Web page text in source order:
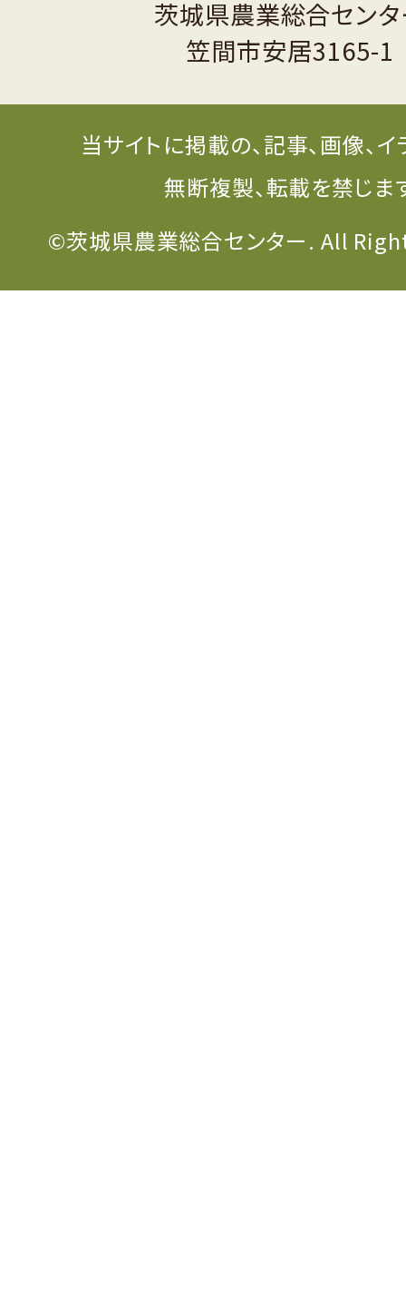
茨城県農業総合セン
笠間市安居3165-1
当サイトに掲載の、記事、画像、
無断複製、転載を禁じま
©茨城県農業総合センター. All